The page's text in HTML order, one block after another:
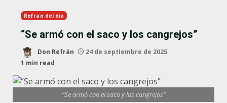
Refran del dia
“Se armó con el saco y los cangrejos”
Don Refrán
24 de septiembre de 2025
1 min read
“Se armó con el saco y los cangrejos”